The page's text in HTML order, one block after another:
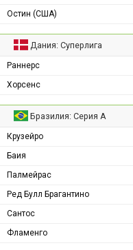
Остин (США)
Дания: Суперлига
Раннерс
Хорсенс
Бразилия: Серия А
Крузейро
Баия
Палмейрас
Ред Булл Брагантино
Сантос
Фламенго